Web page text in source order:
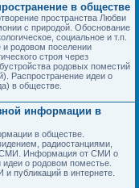
в обществе
пространства Любви
с природой. Обоснование
социальное и т.п.
родовом поселении
строя через
родовых поместий
Распространение идеи о
в обществе.
информации в
в обществе.
радиостанциями,
СМИ. Информация от СМИ о
о родовом поместье.
публикаций в интернете.